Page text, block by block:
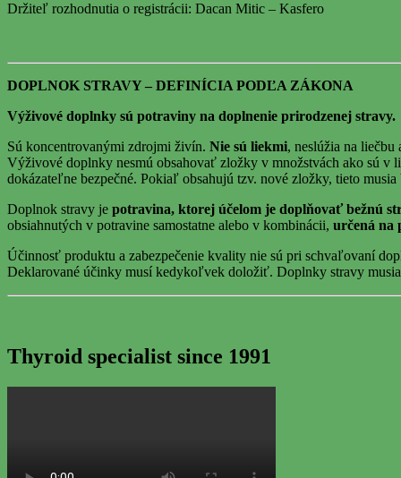
Držiteľ rozhodnutia o registrácii: Dacan Mitic – Kasfero
DOPLNOK STRAVY – DEFINÍCIA PODĽA ZÁKONA
Výživové doplnky sú potraviny na doplnenie prirodzenej stravy.
Sú koncentrovanými zdrojmi živín. Nie sú liekmi, neslúžia na
Výživové doplnky nesmú obsahovať zložky v množstvách ako sú v
dokázateľne bezpečné. Pokiaľ obsahujú tzv. nové zložky, tieto
Doplnok stravy je potravina, ktorej účelom je doplňovať bežnú
obsiahnutých v potravine samostatne alebo v kombinácii, určená na
Účinnosť produktu a zabezpečenie kvality nie sú pri schvaľovaní
Deklarované účinky musí kedykoľvek doložiť. Doplnky stravy
Thyroid specialist since 1991